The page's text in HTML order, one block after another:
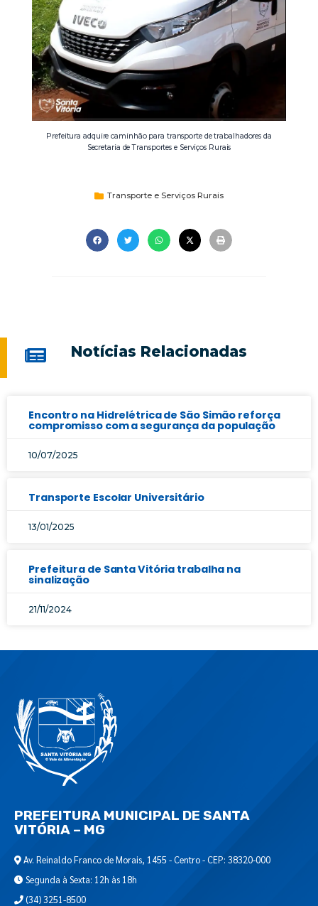
Prefeitura adquire caminhão para transporte de trabalhadores da
Secretaria de Transportes e Serviços Rurais
Transporte e Serviços Rurais
Notícias Relacionadas
Encontro na Hidrelétrica de São Simão reforça
compromisso com a segurança da população
10/07/2025
Transporte Escolar Universitário
13/01/2025
Prefeitura de Santa Vitória trabalha na
sinalização
21/11/2024
PREFEITURA MUNICIPAL DE SANTA
VITÓRIA – MG
Av. Reinaldo Franco de Morais, 1455 - Centro - CEP: 38320-000
Segunda à Sexta: 12h às 18h
(34) 3251-8500